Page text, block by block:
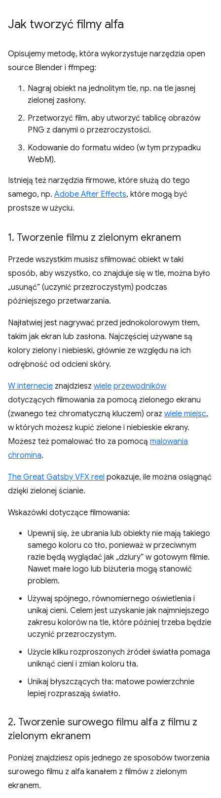
Jak tworzyć filmy alfa
Opisujemy metodę, która wykorzystuje narzędzia open
source Blender i ffmpeg:
Nagraj obiekt na jednolitym tle, np. na tle jasnej
zielonej zasłony.
Przetworzyć film, aby utworzyć tablicę obrazów
PNG z danymi o przezroczystości.
Kodowanie do formatu wideo (w tym przypadku
WebM).
Istnieją też narzędzia firmowe, które służą do tego
samego, np. Adobe After Effects, które mogą być
prostsze w użyciu.
1. Tworzenie filmu z zielonym ekranem
Przede wszystkim musisz sfilmować obiekt w taki
sposób, aby wszystko, co znajduje się w tle, można było
„usunąć” (uczynić przezroczystym) podczas
późniejszego przetwarzania.
Najłatwiej jest nagrywać przed jednokolorowym tłem,
takim jak ekran lub zasłona. Najczęściej używane są
kolory zielony i niebieski, głównie ze względu na ich
odrębność od odcieni skóry.
W internecie znajdziesz wiele przewodników
dotyczących filmowania za pomocą zielonego ekranu
(zwanego też chromatyczną kluczem) oraz wiele miejsc,
w których możesz kupić zielone i niebieskie ekrany.
Możesz też pomalować tło za pomocą malowania
chromina.
The Great Gatsby VFX reel pokazuje, ile można osiągnąć
dzięki zielonej ścianie.
Wskazówki dotyczące filmowania:
Upewnij się, że ubrania lub obiekty nie mają takiego
samego koloru co tło, ponieważ w przeciwnym
razie będą wyglądać jak „dziury” w gotowym filmie.
Nawet małe logo lub biżuteria mogą stanowić
problem.
Używaj spójnego, równomiernego oświetlenia i
unikaj cieni. Celem jest uzyskanie jak najmniejszego
zakresu kolorów na tle, które później trzeba będzie
uczynić przezroczystym.
Użycie kilku rozproszonych źródeł światła pomaga
uniknąć cieni i zmian koloru tła.
Unikaj błyszczących tła: matowe powierzchnie
lepiej rozpraszają światło.
2. Tworzenie surowego filmu alfa z filmu z
zielonym ekranem
Poniżej znajdziesz opis jednego ze sposobów tworzenia
surowego filmu z alfa kanałem z filmów z zielonym
ekranem.